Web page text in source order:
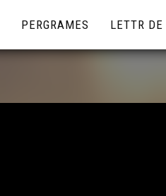
PERGRAMES LETTR